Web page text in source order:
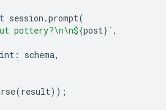
session .prompt(
pottery?\n\n${post} ` ,
: schema,
(result));